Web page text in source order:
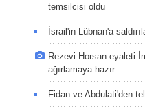
temsilcisi oldu
İsrail'in Lübnan'a
Rezevi Horsan eyaleti
ağırlamaya hazır
Fidan ve Abdulati'den